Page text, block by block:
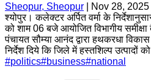
Sheopur, Sheopur
Nov 28, 2025
श्योपुर। कलेक्टर अर्पित वर्मा के
को शाम 06 बजे आयोजित विभागीय
पंचायत सौम्या आनंद द्वारा हथकरधा
निर्देश दिये कि जिले में हस्तशिल्प उत्पादों
#politics#business#national